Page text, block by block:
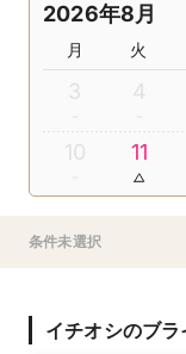
2026年8月
月 火
3 4
10 11
条件未選択
イチオシのブ